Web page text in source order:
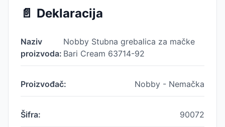
📄 Deklaracija
Naziv
proizvoda:
Nobby Stubna grebalica za mačke
Bari Cream 63714-92
Proizvođač: Nobby - Nemačka
Šifra: 90072